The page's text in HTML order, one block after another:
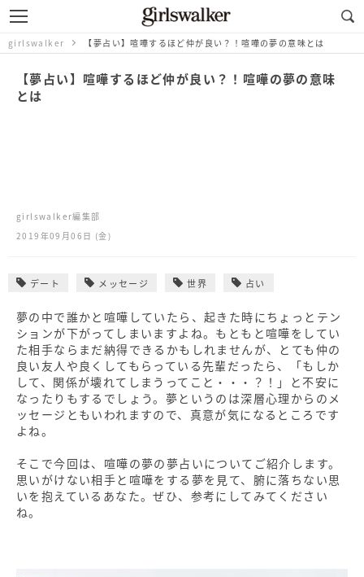
girlswalker 【夢占い】喧嘩するほど仲が良い？！喧嘩の夢の意味とは
【夢占い】喧嘩するほど仲が良い？！喧嘩の夢の意味
とは
girlswalker編集部
2019年09月06日 (金)
デート メッセージ 世界 占い
夢の中で誰かと喧嘩していたら、起きた時にちょっとテン
ションが下がってしまいますよね。もともと喧嘩をしてい
た相手ならまだ納得できるかもしれませんが、とても仲の
良い友人や良くしてもらっている先輩だったら、「もしか
して、関係が壊れてしまうってこと・・・？！」と不安に
なったりもするでしょう。夢というのは深層心理からのメ
ッセージともいわれますので、真意が気になるところです
よね。
そこで今回は、喧嘩の夢の夢占いについてご紹介します。
思いがけない相手と喧嘩をする夢を見て、腑に落ちない思
いを抱えているあなた。ぜひ、参考にしてみてください
ね。